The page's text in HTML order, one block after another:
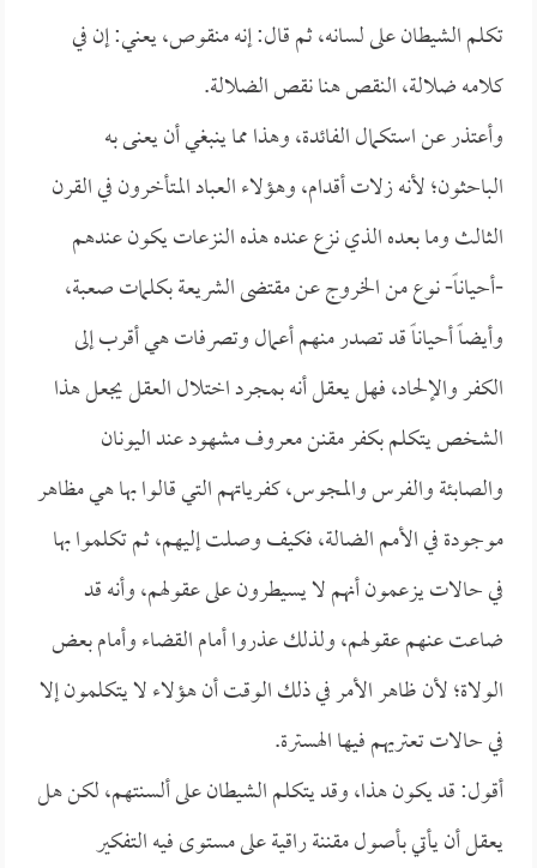
تكلم الشيطان على لسانه، ثم قال: إنه منقوص، يعني: إن في
كلامه ضلالة، النقص هنا نقص الضلالة.
وأعتذر عن استكمال الفائدة، وهذا مما ينبغي أن يعنى به
الباحثون؛ لأنه زلات أقدام، وهؤلاء العباد المتأخرون في القرن
الثالث وما بعده الذي نزع عنده هذه النزعات يكون عندهم
-أحياناً- نوع من الخروج عن مقتضى الشريعة بكلمات صعبة،
وأيضاً أحياناً قد تصدر منهم أعمال وتصرفات هي أقرب إلى
الكفر والإلحاد، فهل يعقل أنه بمجرد اختلال العقل يجعل هذا
الشخص يتكلم بكفر مقنن معروف مشهود عند اليونان
والصابئة والفرس والمجوس، كفرياتهم التي قالوا بها هي مظاهر
موجودة في الأمم الضالة، فكيف وصلت إليهم، ثم تكلموا بها
في حالات يزعمون أنهم لا يسيطرون على عقولهم، وأنه قد
ضاعت عنهم عقولهم، ولذلك عذروا أمام القضاء وأمام بعض
الولاة؛ لأن ظاهر الأمر في ذلك الوقت أن هؤلاء لا يتكلمون إلا
في حالات تعتريهم فيها الهسترة.
أقول: قد يكون هذا، وقد يتكلم الشيطان على ألسنتهم، لكن هل
يعقل أن يأتي بأصول مقننة راقية على مستوى فيه التفكير